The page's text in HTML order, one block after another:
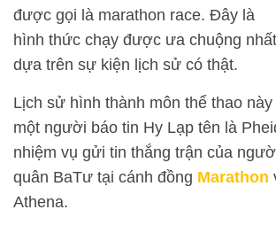
được gọi là marathon race. Đây là
hình thức chạy được ưa chuộng
dựa trên sự kiện lịch sử có thật.
Lịch sử hình thành môn thể thao
một người báo tin Hy Lạp tên là
nhiệm vụ gửi tin thắng trận của
quân BaTư tại cánh đồng Marathon
Athena.